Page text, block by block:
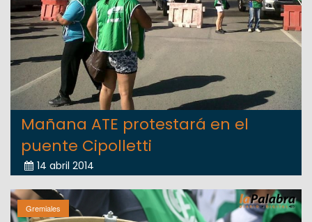
Mañana ATE protestará en el
puente Cipolletti
14 abril 2014
Gremiales